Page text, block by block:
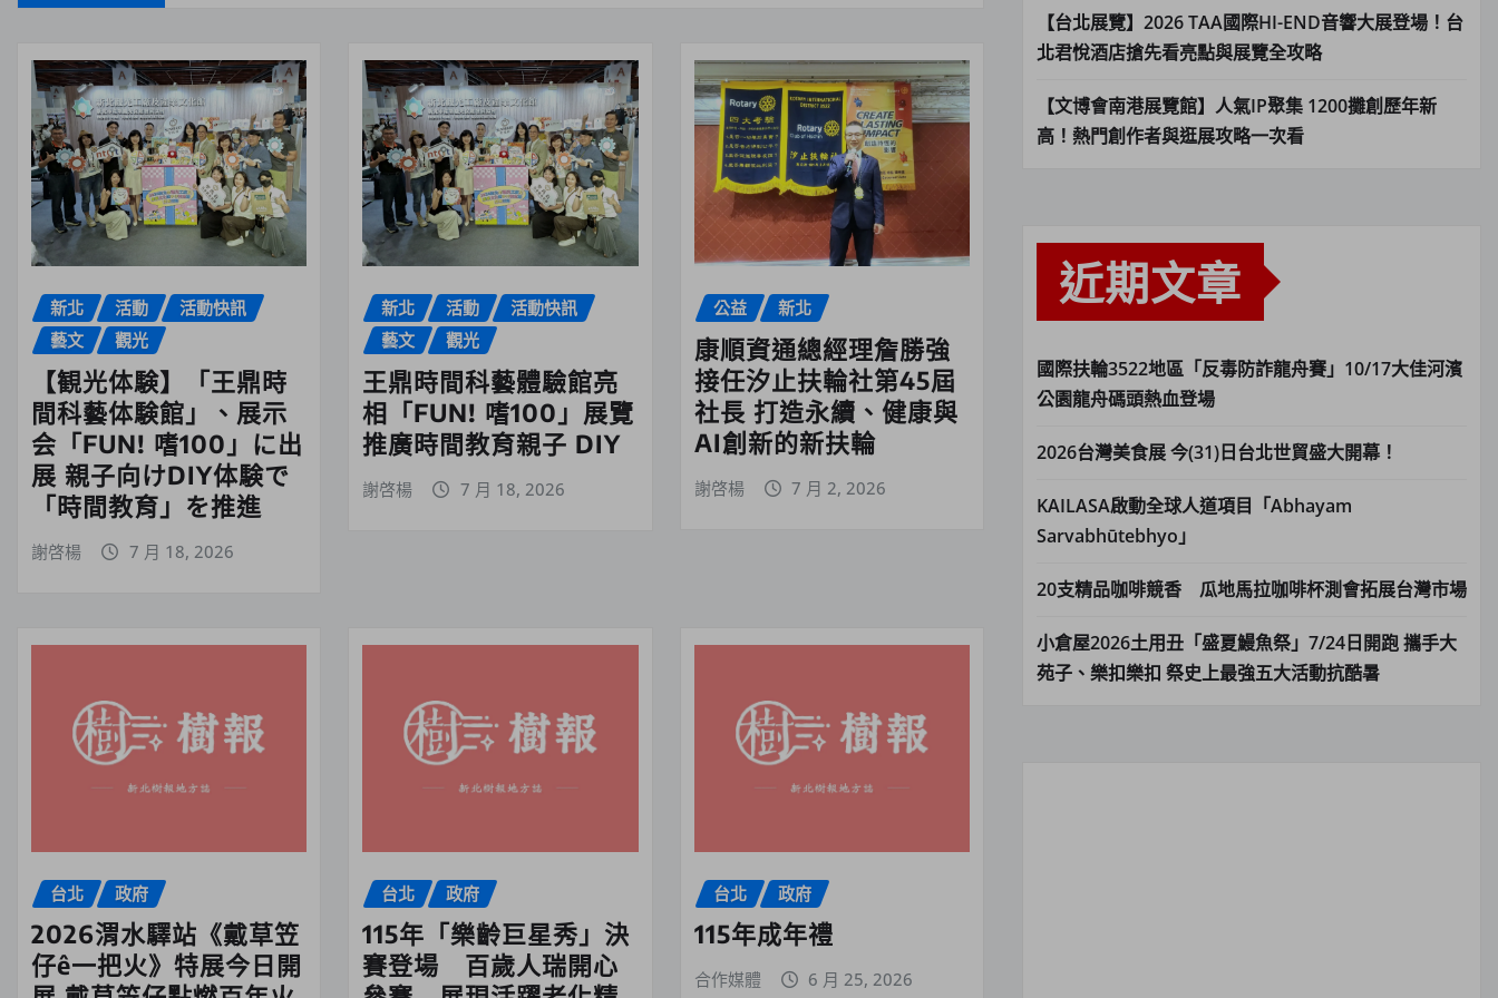
新北 活動
活動快訊
藝文
觀光
【観光体験】「王鼎時
間科藝体験館」、展示
会「FUN! 嗜100」に出
展 親子向けDIY体験で
「時間教育」を推進
謝啓楊 7 月 18, 2026
新北 活動
活動快訊
藝文
觀光
王鼎時間科藝體驗館亮
相「FUN! 嗜100」展覽
推廣時間教育親子 DIY
謝啓楊 7 月 18, 2026
公益 新北
康順資通總經理詹勝強
接任汐止扶輪社第45屆
社長 打造永續、健康與
AI創新的新扶輪
謝啓楊 7 月 2, 2026
台北 政府
2026渭水驛站《戴草笠
仔ê一把火》特展今日開
台北 政府
115年「樂齡巨星秀」決
賽登場 百歲人瑞開心
台北 政府
115年成年禮
合作媒體 6 月 25, 2026
【台北展覽】2026 TAA國際HI-END音響大展登場！台
北君悅酒店搶先看亮點與展覽全攻略
【文博會南港展覽館】人氣IP聚集 1200攤創歷年新
高！熱門創作者與逛展攻略一次看
近期文章
國際扶輪3522地區「反毒防詐龍舟賽」10/17大佳河濱
公園龍舟碼頭熱血登場
2026台灣美食展 今(31)日台北世貿盛大開幕！
KAILASA啟動全球人道項目「Abhayam
Sarvabhūtebhyo」
20支精品咖啡競香 瓜地馬拉咖啡杯測會拓展台灣市場
小倉屋2026土用丑「盛夏鰻魚祭」7/24日開跑 攜手大
苑子、樂扣樂扣 祭史上最強五大活動抗酷暑